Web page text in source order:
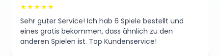
★★★★★
Sehr guter Service! Ich hab 6 Spiele bestellt und
eines gratis bekommen, dass ähnlich zu den
anderen Spielen ist. Top Kundenservice!